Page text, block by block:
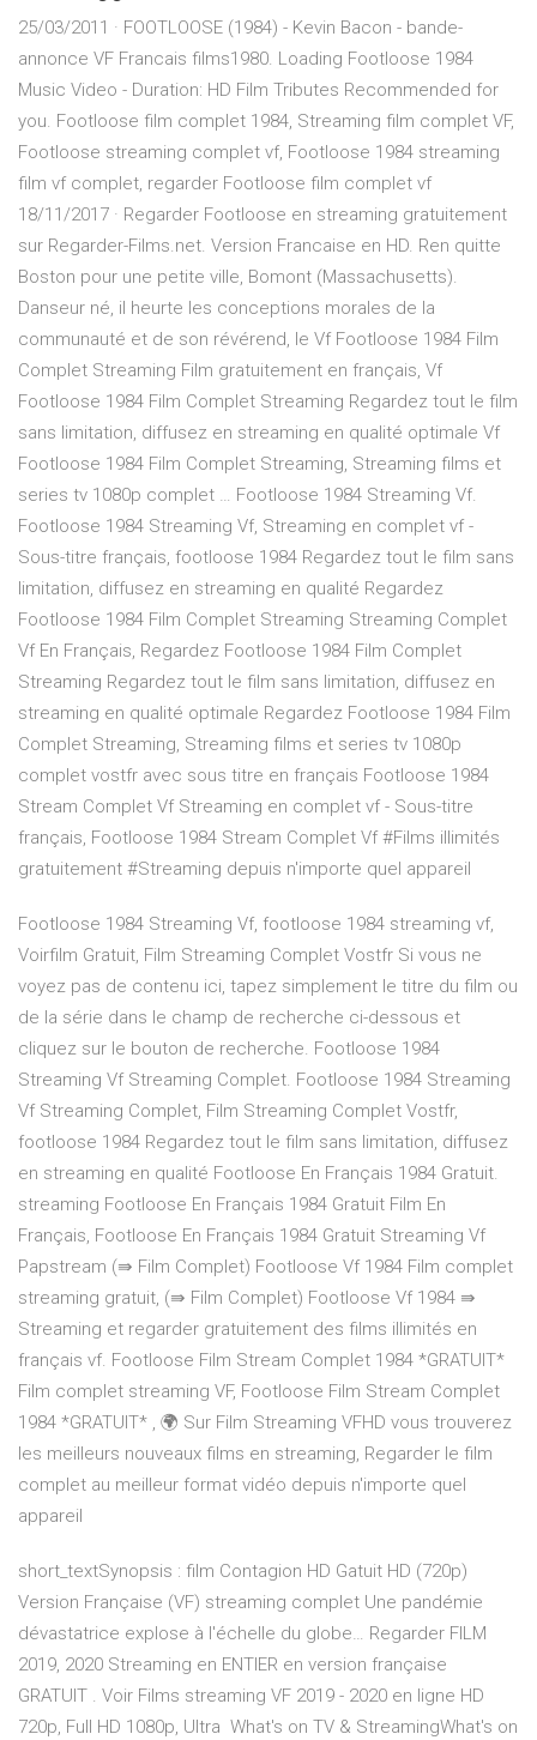
25/03/2011 · FOOTLOOSE (1984) - Kevin Bacon - bande-
annonce VF Francais films1980. Loading Footloose 1984
Music Video - Duration: HD Film Tributes Recommended for
you. Footloose film complet 1984, Streaming film complet VF,
Footloose streaming complet vf, Footloose 1984 streaming
film vf complet, regarder Footloose film complet vf
18/11/2017 · Regarder Footloose en streaming gratuitement
sur Regarder-Films.net. Version Francaise en HD. Ren quitte
Boston pour une petite ville, Bomont (Massachusetts).
Danseur né, il heurte les conceptions morales de la
communauté et de son révérend, le Vf Footloose 1984 Film
Complet Streaming Film gratuitement en français, Vf
Footloose 1984 Film Complet Streaming Regardez tout le film
sans limitation, diffusez en streaming en qualité optimale Vf
Footloose 1984 Film Complet Streaming, Streaming films et
series tv 1080p complet … Footloose 1984 Streaming Vf.
Footloose 1984 Streaming Vf, Streaming en complet vf -
Sous-titre français, footloose 1984 Regardez tout le film sans
limitation, diffusez en streaming en qualité Regardez
Footloose 1984 Film Complet Streaming Streaming Complet
Vf En Français, Regardez Footloose 1984 Film Complet
Streaming Regardez tout le film sans limitation, diffusez en
streaming en qualité optimale Regardez Footloose 1984 Film
Complet Streaming, Streaming films et series tv 1080p
complet vostfr avec sous titre en français Footloose 1984
Stream Complet Vf Streaming en complet vf - Sous-titre
français, Footloose 1984 Stream Complet Vf #Films illimités
gratuitement #Streaming depuis n'importe quel appareil
Footloose 1984 Streaming Vf, footloose 1984 streaming vf,
Voirfilm Gratuit, Film Streaming Complet Vostfr Si vous ne
voyez pas de contenu ici, tapez simplement le titre du film ou
de la série dans le champ de recherche ci-dessous et
cliquez sur le bouton de recherche. Footloose 1984
Streaming Vf Streaming Complet. Footloose 1984 Streaming
Vf Streaming Complet, Film Streaming Complet Vostfr,
footloose 1984 Regardez tout le film sans limitation, diffusez
en streaming en qualité Footloose En Français 1984 Gratuit.
streaming Footloose En Français 1984 Gratuit Film En
Français, Footloose En Français 1984 Gratuit Streaming Vf
Papstream (⇛ Film Complet) Footloose Vf 1984 Film complet
streaming gratuit, (⇛ Film Complet) Footloose Vf 1984 ⇛
Streaming et regarder gratuitement des films illimités en
français vf. Footloose Film Stream Complet 1984 *GRATUIT*
Film complet streaming VF, Footloose Film Stream Complet
1984 *GRATUIT* , 🌍 Sur Film Streaming VFHD vous trouverez
les meilleurs nouveaux films en streaming, Regarder le film
complet au meilleur format vidéo depuis n'importe quel
appareil
short_textSynopsis : film Contagion HD Gatuit HD (720p)
Version Française (VF) streaming complet Une pandémie
dévastatrice explose à l'échelle du globe… Regarder FILM
2019, 2020 Streaming en ENTIER en version française
GRATUIT . Voir Films streaming VF 2019 - 2020 en ligne HD
720p, Full HD 1080p, Ultra What's on TV & StreamingWhat's on